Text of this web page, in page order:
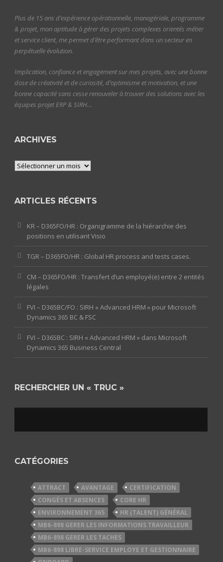
Plus de 15 ans d’expérience opérationnelle, managériale, programme
& projet, mon aptitude à gérer des projets complexes orientés métier
et service client, me permet d’être performant dans un secteur en
perpétuelle évolution.
Implication, confiance et engagement sur mes projets, avec une bonne
dose de créativité et de curiosité, d’optimisme et motivation, et une
bonne capacité sans cesse renouveler à trouver des solutions avec les
équipes projet ERP & SIRH…
ARCHIVES
Archives
ARTICLES RÉCENTS
KR – D365FO/HR : Organigramme de la hiérarchie des
positions en utilisant Visio
TGR – D365FO/HR : Global HR process and tests cases.
CM – D365FO/HR : Transfert d’un employé(e) entre 2 entités
légales
FVI – D365BC/FO : SIRH « Advanced HRM » pour Microsoft
Dynamics 365 BC & FSC
FVI – D365BC : SIRH « Advanced HRM » dans Microsoft
Dynamics 365 Business Central
RECHERCHER UN « TRUC »
CATÉGORIES
ATTRACT AVANTAGE
CERTIFICATION
CONGÉS ET ABSENCES
CORE HR
ENVIRONNEMENT 365
HR (TALENT) GÉNÉRAL
MB6-898 GERER LES INFORMATIONS TRAVAILLEUR
MB6-898 GERER LES TACHES
MB6-898 LIBRE-SERVICE EMPLOYE ET GESTIONNAIRE